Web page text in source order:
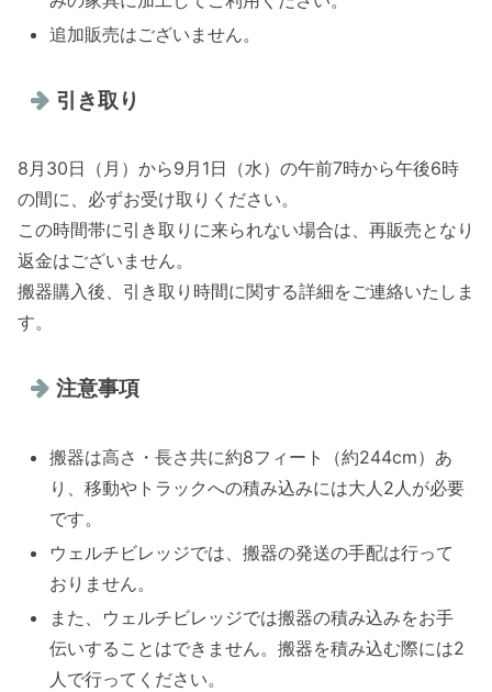
追加販売はございません。
引き取り
8月30日（月）から9月1日（水）の午前7時から午後6時
の間に、必ずお受け取りください。
この時間帯に引き取りに来られない場合は、再販売となり
返金はございません。
搬器購入後、引き取り時間に関する詳細をご連絡いたしま
す。
注意事項
搬器は高さ・長さ共に約8フィート（約244cm）あ
り、移動やトラックへの積み込みには大人2人が必要
です。
ウェルチビレッジでは、搬器の発送の手配は行って
おりません。
また、ウェルチビレッジでは搬器の積み込みをお手
伝いすることはできません。搬器を積み込む際には2
人で行ってください。